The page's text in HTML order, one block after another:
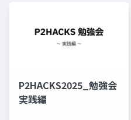
P2HACKS2025_勉強会
実践編